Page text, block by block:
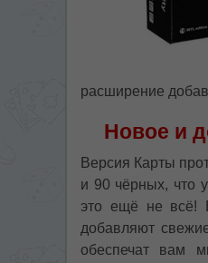
расширение
Новое и
Версия Карты
и 90 чёрных, что
это ещё не всё!
добавляют
обеспечат вам